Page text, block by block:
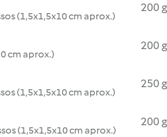
(1,5x1,5x10 cm aprox.)
200 g
cm aprox.)
200 g
(1,5x1,5x10 cm aprox.)
250 g
(1,5x1,5x10 cm aprox.)
200 g